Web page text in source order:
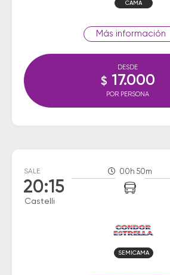
CAMA
información
DESDE
$ 17.000
POR PERSONA
SALE
20:15
Castelli
00h 50m
SEMICAMA